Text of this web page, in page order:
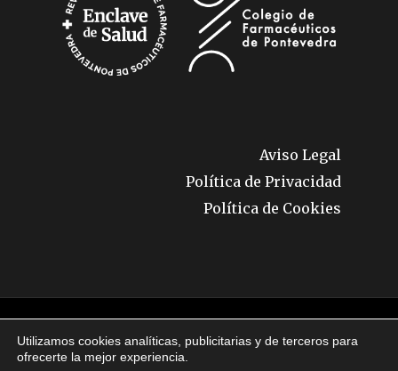
Aviso Legal
Política de Privacidad
Política de Cookies
reservados.
Utilizamos cookies analíticas, publicitarias y de terceros para
ofrecerte la mejor experiencia.